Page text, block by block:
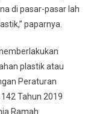
di pasar-pasar lah
paparnya.
plastik atau
Peraturan
Tahun 2019
Ramah